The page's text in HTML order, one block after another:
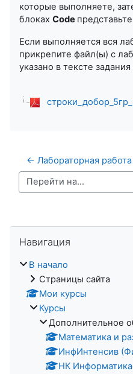
которые выполняете,
блоках Code
Если выполняется вся
прикрепите файл(ы) с
указано в тексте
← Лабораторная
Перейти на...
Навигация
В начало
Страницы сайта
Мои курсы
Курсы
Дополнительное
Математика и
ИнфИнтенсив
НК Информатика